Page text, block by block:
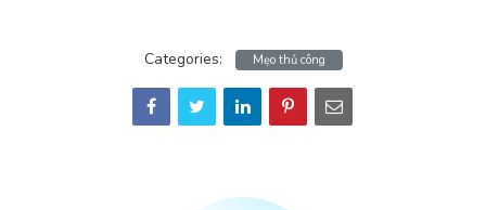
Categories: Mẹo thủ công